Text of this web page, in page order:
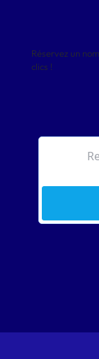
Réservez un
clics !